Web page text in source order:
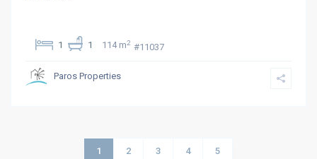
1 1 114 m2 #11037
Paros Properties
1 2 3 4 5